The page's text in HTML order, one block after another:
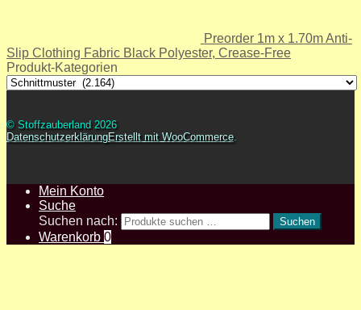
Preorder 1m x 1.70m Anti-
Slip Clothing Fabric Black Polyester, Crease-Free
Produkt-Kategorien
© Stoffzauberland 2026
DatenschutzerklärungErstellt mit WooCommerce.
Mein Konto
Suche
Suchen nach:
Suchen
Warenkorb 0